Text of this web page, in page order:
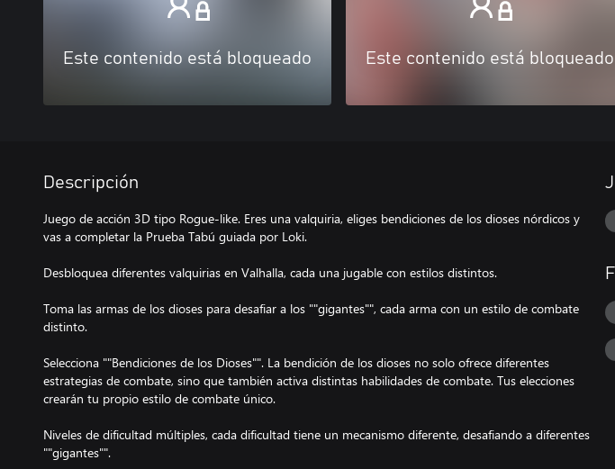
Este contenido está bloqueado Este contenido está bloqueado
Descripción
Juego de acción 3D tipo Rogue-like. Eres una valquiria, eliges bendiciones de los dioses nórdicos y
vas a completar la Prueba Tabú guiada por Loki.
Desbloquea diferentes valquirias en Valhalla, cada una jugable con estilos distintos.
Toma las armas de los dioses para desafiar a los ""gigantes"", cada arma con un estilo de combate
distinto.
Selecciona ""Bendiciones de los Dioses"". La bendición de los dioses no solo ofrece diferentes
estrategias de combate, sino que también activa distintas habilidades de combate. Tus elecciones
crearán tu propio estilo de combate único.
Niveles de dificultad múltiples, cada dificultad tiene un mecanismo diferente, desafiando a diferentes
""gigantes"".